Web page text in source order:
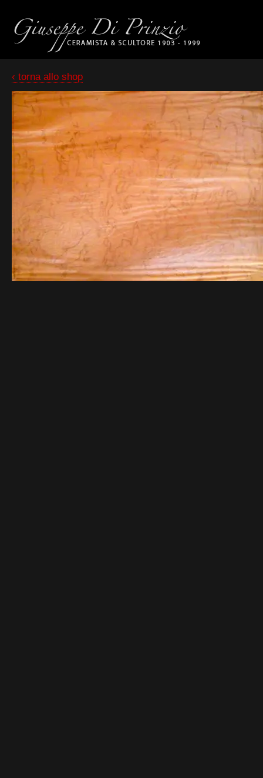
‹ torna allo shop